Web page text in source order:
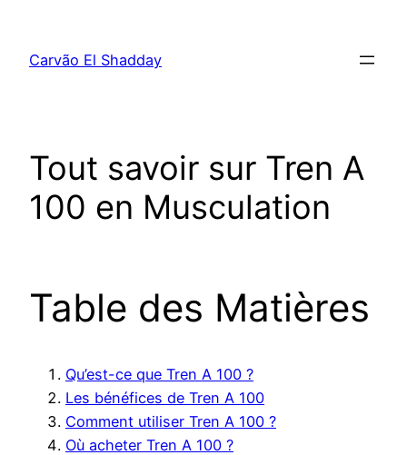
Carvão El Shadday
Tout savoir sur Tren A
100 en Musculation
Table des Matières
Qu’est-ce que Tren A 100 ?
Les bénéfices de Tren A 100
Comment utiliser Tren A 100 ?
Où acheter Tren A 100 ?